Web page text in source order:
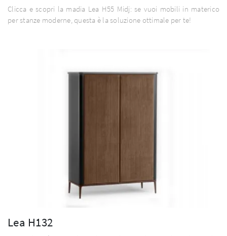
Clicca e scopri la madia Lea H55 Midj: se vuoi mobili in materico
per stanze moderne, questa è la soluzione ottimale per te!
Lea H132